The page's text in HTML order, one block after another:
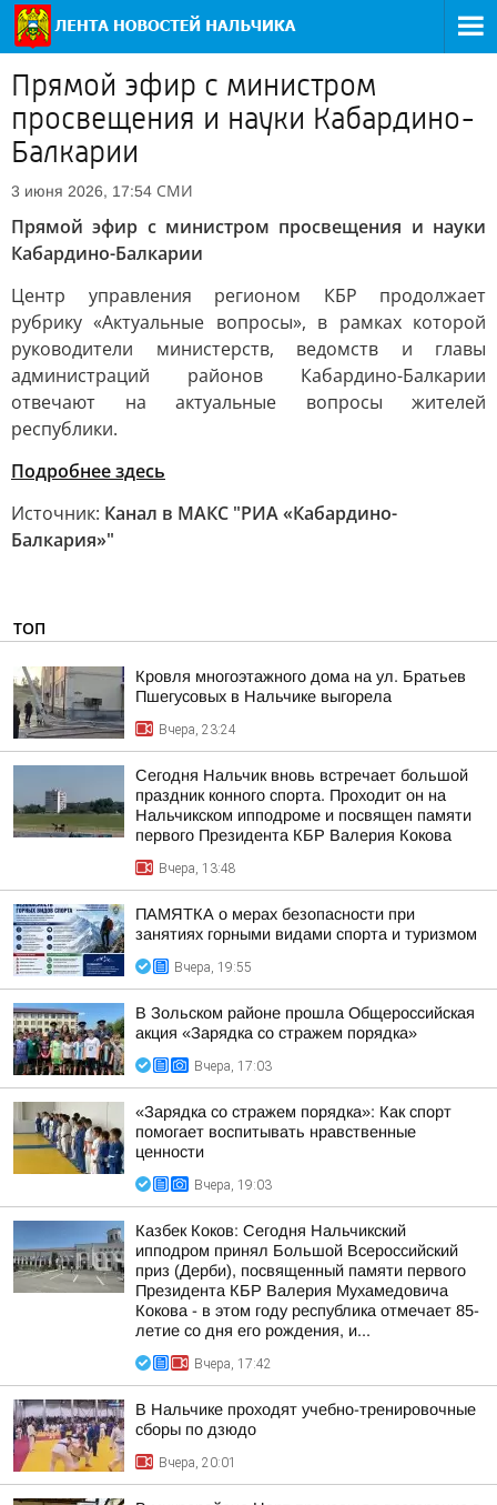
Прямой эфир с министром
просвещения и науки Кабардино-
Балкарии
3 июня 2026, 17:54 СМИ
Прямой эфир с министром просвещения и науки
Кабардино-Балкарии
Центр управления регионом КБР продолжает
рубрику «Актуальные вопросы», в рамках которой
руководители министерств, ведомств и главы
администраций районов Кабардино-Балкарии
отвечают на актуальные вопросы жителей
республики.
Подробнее здесь
Источник: Канал в МАКС "РИА «Кабардино-
Балкария»"
ТОП
Кровля многоэтажного дома на ул. Братьев
Пшегусовых в Нальчике выгорела
Вчера, 23:24
Сегодня Нальчик вновь встречает большой
праздник конного спорта. Проходит он на
Нальчикском ипподроме и посвящен памяти
первого Президента КБР Валерия Кокова
Вчера, 13:48
ПАМЯТКА о мерах безопасности при
занятиях горными видами спорта и туризмом
Вчера, 19:55
В Зольском районе прошла Общероссийская
акция «Зарядка со стражем порядка»
Вчера, 17:03
«Зарядка со стражем порядка»: Как спорт
помогает воспитывать нравственные
ценности
Вчера, 19:03
Казбек Коков: Сегодня Нальчикский
ипподром принял Большой Всероссийский
приз (Дерби), посвященный памяти первого
Президента КБР Валерия Мухамедовича
Кокова - в этом году республика отмечает 85-
летие со дня его рождения, и...
Вчера, 17:42
В Нальчике проходят учебно-тренировочные
сборы по дзюдо
Вчера, 20:01